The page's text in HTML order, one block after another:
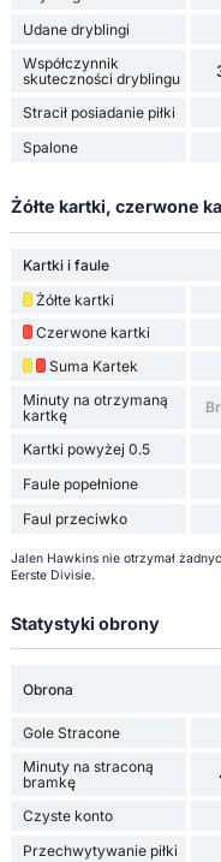
Udane dryblingi
Współczynnik
skuteczności dryblingu
Stracił posiadanie piłki
Spalone
Żółte kartki, czerwone
Kartki i faule
Żółte kartki
Czerwone kartki
Suma Kartek
Minuty na otrzymaną
kartkę
Kartki powyżej 0.5
Faule popełnione
Faul przeciwko
Jalen Hawkins nie otrzymał
Eerste Divisie.
Statystyki obrony
Obrona
Gole Stracone
Minuty na straconą
bramkę
Czyste konto
Przechwytywanie piłki